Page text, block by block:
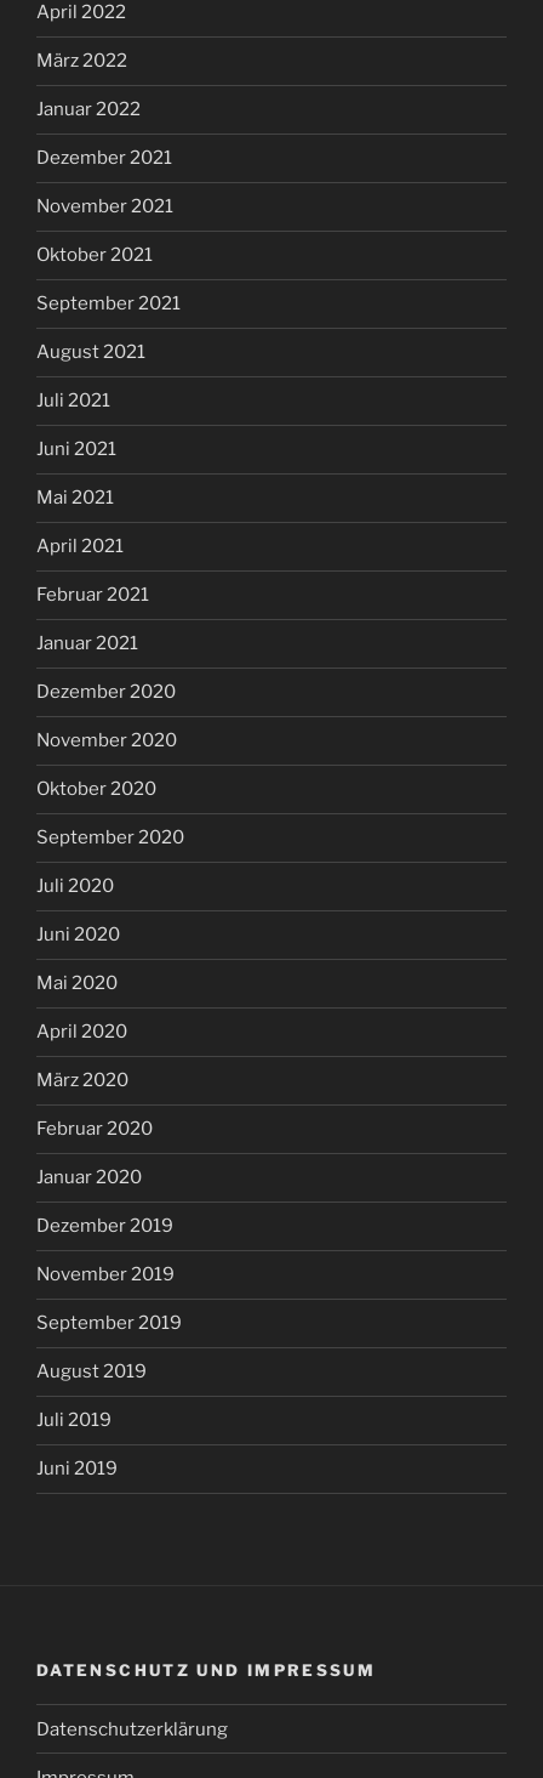
April 2022
März 2022
Januar 2022
Dezember 2021
November 2021
Oktober 2021
September 2021
August 2021
Juli 2021
Juni 2021
Mai 2021
April 2021
Februar 2021
Januar 2021
Dezember 2020
November 2020
Oktober 2020
September 2020
Juli 2020
Juni 2020
Mai 2020
April 2020
März 2020
Februar 2020
Januar 2020
Dezember 2019
November 2019
September 2019
August 2019
Juli 2019
Juni 2019
DATENSCHUTZ UND IMPRESSUM
Datenschutzerklärung